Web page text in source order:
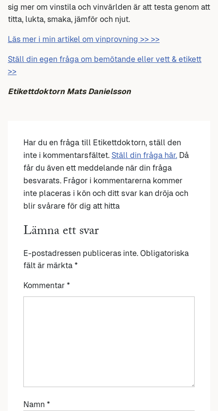
sig mer om vinstila och vinvärlden är att testa genom att
titta, lukta, smaka, jämför och njut.
Läs mer i min artikel om vinprovning >> >>
Ställ din egen fråga om bemötande eller vett & etikett
>>
Etikettdoktorn Mats Danielsson
Har du en fråga till Etikettdoktorn, ställ den
inte i kommentarsfältet. Ställ din fråga här. Då
får du även ett meddelande när din fråga
besvarats. Frågor i kommentarerna kommer
inte placeras i kön och ditt svar kan dröja och
blir svårare för dig att hitta
Lämna ett svar
E-postadressen publiceras inte. Obligatoriska
fält är märkta *
Kommentar *
Namn *